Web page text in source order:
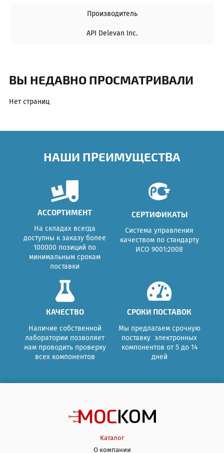
ВЫ НЕДАВНО ПРОСМАТРИВАЛИ
Нет страниц
Производитель
API Delevan Inc.
НАШИ ПРЕИМУЩЕСТВА
АССОРТИМЕНТ
На складах всегда
доступны к заказу более
100000 позиций по
минимальным срокам
поставки
СЕРТИФИКАТЫ
Система управления
качеством по стандарту
ИСО 9001:2008
КАЧЕСТВО
Наличие собственной
лаборатории позволяет
нам проводить проверку
всех компонентов
СРОКИ ПОСТАВОК
Мы предлагаем срочную
поставку электронных
компонентов от 5 до 14
дней
Каталог
О компании